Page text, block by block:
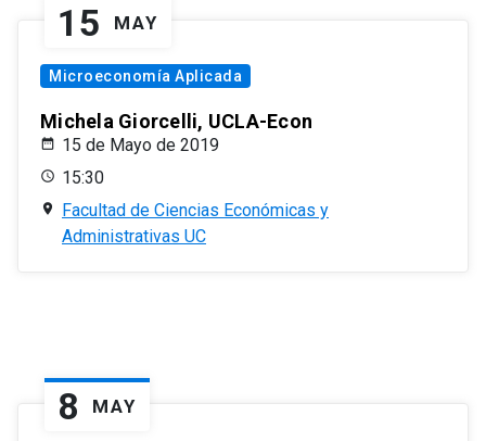
15 MAY
Microeconomía Aplicada
Michela Giorcelli, UCLA-Econ
15 de Mayo de 2019
15:30
Facultad de Ciencias Económicas y
Administrativas UC
8 MAY